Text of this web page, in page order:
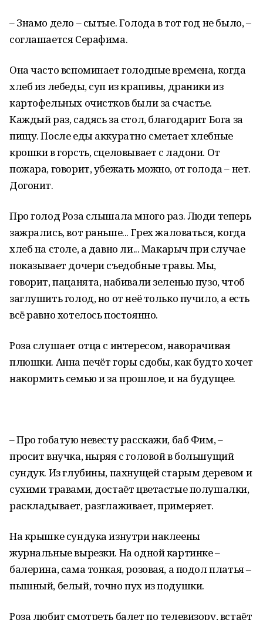
– Знамо дело – сытые. Голода в тот год не было, –
соглашается Серафима.
Она часто вспоминает голодные времена, когда
хлеб из лебеды, суп из крапивы, драники из
картофельных очистков были за счастье.
Каждый раз, садясь за стол, благодарит Бога за
пищу. После еды аккуратно сметает хлебные
крошки в горсть, сцеловывает с ладони. От
пожара, говорит, убежать можно, от голода – нет.
Догонит.
Про голод Роза слышала много раз. Люди теперь
зажрались, вот раньше... Грех жаловаться, когда
хлеб на столе, а давно ли... Макарыч при случае
показывает дочери съедобные травы. Мы,
говорит, пацанята, набивали зеленью пузо, чтоб
заглушить голод, но от неё только пучило, а есть
всё равно хотелось постоянно.
Роза слушает отца с интересом, наворачивая
плюшки. Анна печёт горы сдобы, как будто хочет
накормить семью и за прошлое, и на будущее.
– Про гобатую невесту расскажи, баб Фим, –
просит внучка, ныряя с головой в большущий
сундук. Из глубины, пахнущей старым деревом и
сухими травами, достаёт цветастые полушалки,
раскладывает, разглаживает, примеряет.
На крышке сундука изнутри наклеены
журнальные вырезки. На одной картинке –
балерина, сама тонкая, розовая, а подол платья –
пышный, белый, точно пух из подушки.
Роза любит смотреть балет по телевизору, встаёт